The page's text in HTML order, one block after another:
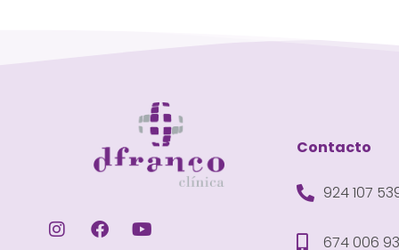
Contacto
924 107
674 006